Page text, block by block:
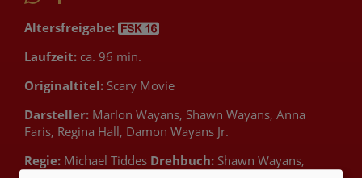
Altersfreigabe:
Laufzeit: ca. 96 min.
Originaltitel: Scary Movie
Darsteller: Marlon Wayans, Shawn Wayans, Anna
Faris, Regina Hall, Damon Wayans Jr.
Regie: Michael Tiddes Drehbuch: Shawn Wayans,